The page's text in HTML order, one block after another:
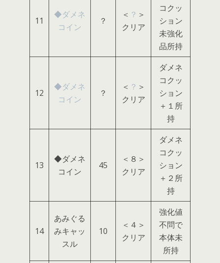
11
◆ダメネ
コイン
？
＜ ？ ＞
クリア
コクッ
ション
未強化
品所持
12
◆ダメネ
コイン
？
＜ ？ ＞
クリア
ダメネ
コクッ
ション
＋１所
持
13
◆ダメネ
コイン
45
＜８＞
クリア
ダメネ
コクッ
ション
＋２所
持
14
あみぐる
みキャッ
スル
10
＜４＞
クリア
強化値
不問で
本体未
所持